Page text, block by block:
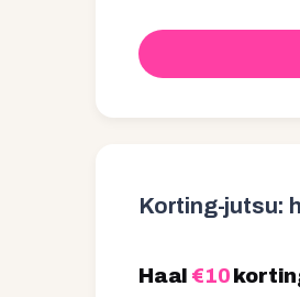
Korting-jutsu:
Haal €10